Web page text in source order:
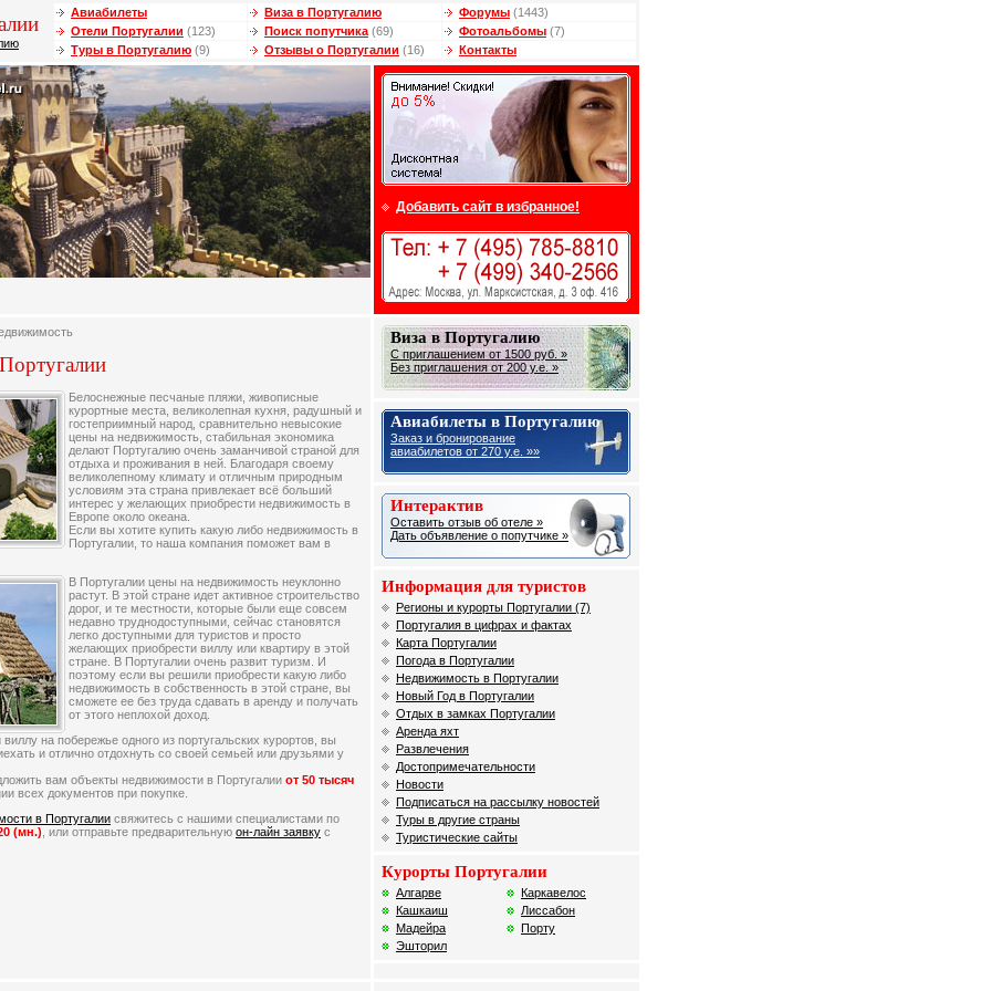
Авиабилеты Виза в Португалию Форумы (1443)
Отели Португалии (123) Поиск попутчика (69) Фотоальбомы (7)
Туры в Португалию (9) Отзывы о Португалии (16) Контакты
Добавить сайт в избранное!
Белоснежные песчаные пляжи, живописные
курортные места, великолепная кухня, радушный и
гостеприимный народ, сравнительно невысокие
цены на недвижимость, стабильная экономика
делают Португалию очень заманчивой страной для
отдыха и проживания в ней. Благодаря своему
великолепному климату и отличным природным
условиям эта страна привлекает всё больший
интерес у желающих приобрести недвижимость в
Европе около океана.
Если вы хотите купить какую либо недвижимость в
Португалии, то наша компания поможет вам в
В Португалии цены на недвижимость неуклонно
растут. В этой стране идет активное строительство
дорог, и те местности, которые были еще совсем
недавно труднодоступными, сейчас становятся
легко доступными для туристов и просто
желающих приобрести виллу или квартиру в этой
стране. В Португалии очень развит туризм. И
поэтому если вы решили приобрести какую либо
недвижимость в собственность в этой стране, вы
сможете ее без труда сдавать в аренду и получать
от этого неплохой доход.
на побережье одного из португальских курортов, вы
и отлично отдохнуть со своей семьей или друзьями у
вам объекты недвижимости в Португалии от 50 тысяч
всех документов при покупке.
в Португалии свяжитесь с нашими специалистами по
(мн.), или отправьте предварительную он-лайн заявку с
Виза в Португалию
С приглашением от 1500 руб. »
Без приглашения от 200 у.е. »
Авиабилеты в Португалию
Заказ и бронирование
авиабилетов от 270 у.е. »»
Интерактив
Оставить отзыв об отеле »
Дать объявление о попутчике »
Информация для туристов
Регионы и курорты Португалии (7)
Португалия в цифрах и фактах
Карта Португалии
Погода в Португалии
Недвижимость в Португалии
Новый Год в Португалии
Отдых в замках Португалии
Аренда яхт
Развлечения
Достопримечательности
Новости
Подписаться на рассылку новостей
Туры в другие страны
Туристические сайты
Курорты Португалии
Алгарве
Кашкаиш
Мадейра
Эшторил
Каркавелос
Лиссабон
Порту